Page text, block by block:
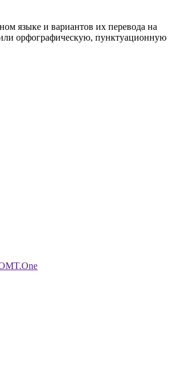
языке и вариантов их перевода на
орфографическую, пунктуационную